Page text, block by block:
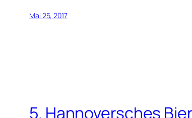
Mai 25, 2017
5. Hannoversches